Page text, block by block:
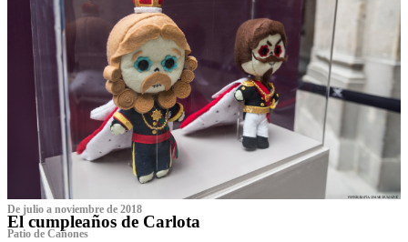
De julio a noviembre de 2018
El cumpleaños de Carlota
Patio de Cañones